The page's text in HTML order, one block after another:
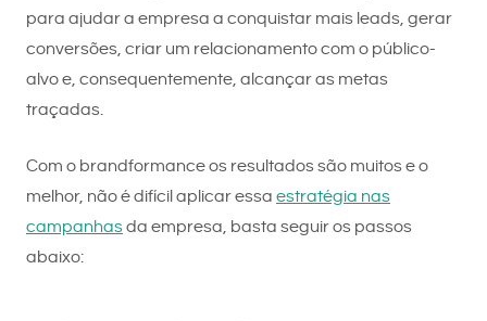
para ajudar a empresa a conquistar mais leads, gerar
conversões, criar um relacionamento com o público-
alvo e, consequentemente, alcançar as metas
traçadas.
Com o brandformance os resultados são muitos e o
melhor, não é difícil aplicar essa estratégia nas
campanhasda empresa, basta seguir os passos
abaixo: